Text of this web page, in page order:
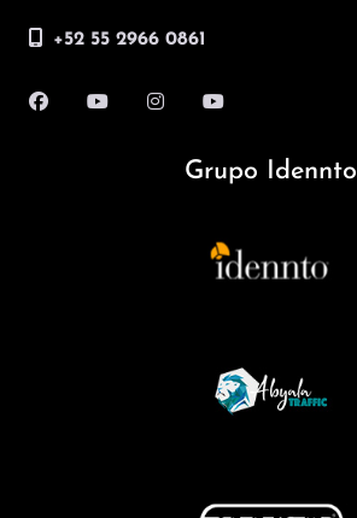
+52 55 2966 0861
Grupo Idennto